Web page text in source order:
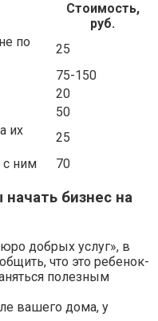
Стоимость,
руб.
по
25
75-150
20
50
их
25
с ним 70
бизнес на
добрых услуг», в
что это ребенок-
полезным
вашего дома, у